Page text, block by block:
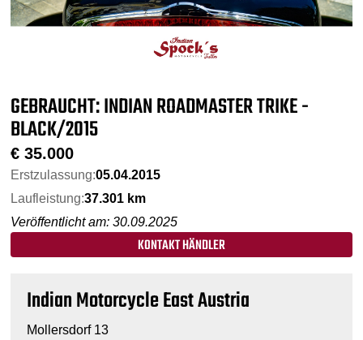
GEBRAUCHT: INDIAN ROADMASTER TRIKE -
BLACK/2015
€35.000
Erstzulassung:05.04.2015
Laufleistung:37.301 km
Veröffentlicht am: 30.09.2025
KONTAKT HÄNDLER
Indian Motorcycle East Austria
Mollersdorf 13